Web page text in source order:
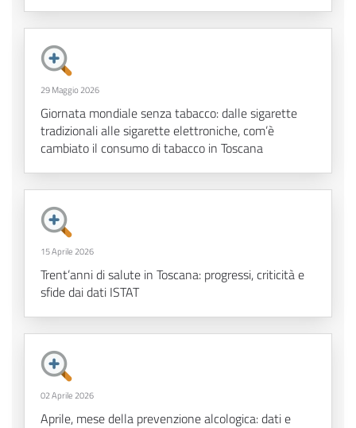
29 Maggio 2026
Giornata mondiale senza tabacco: dalle sigarette
tradizionali alle sigarette elettroniche, com’è
cambiato il consumo di tabacco in Toscana
15 Aprile 2026
Trent’anni di salute in Toscana: progressi, criticità e
sfide dai dati ISTAT
02 Aprile 2026
Aprile, mese della prevenzione alcologica: dati e